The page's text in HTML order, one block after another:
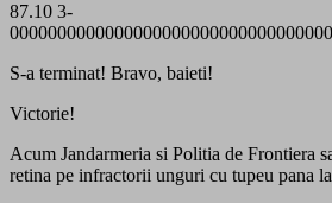
87.10 3-
S-a terminat! Bravo, baieti!
Victorie!
Acum Jandarmeria si Politia de Frontiera
retina pe infractorii unguri cu tupeu pana